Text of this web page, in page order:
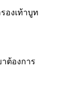
องเท้าบูท
ต้องการ